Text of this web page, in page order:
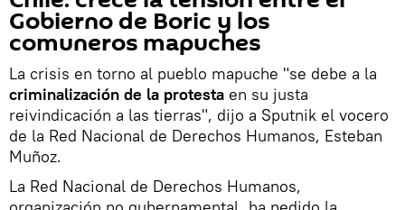
Gobierno de Boric y los
comuneros mapuches
La crisis en torno al pueblo mapuche "se debe a la
criminalización de la protesta en su justa
reivindicación a las tierras", dijo a Sputnik el vocero
de la Red Nacional de Derechos Humanos, Esteban
Muñoz.
La Red Nacional de Derechos Humanos,